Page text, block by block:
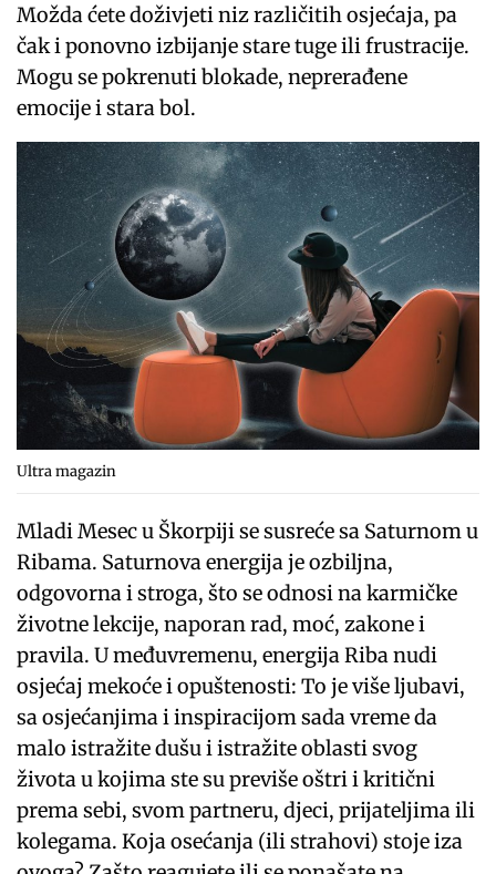
Možda ćete doživjeti niz različitih osjećaja, pa
čak i ponovno izbijanje stare tuge ili frustracije.
Mogu se pokrenuti blokade, neprerađene
emocije i stara bol.
Ultra magazin
Mladi Mesec u Škorpiji se susreće sa Saturnom u
Ribama. Saturnova energija je ozbiljna,
odgovorna i stroga, što se odnosi na karmičke
životne lekcije, naporan rad, moć, zakone i
pravila. U međuvremenu, energija Riba nudi
osjećaj mekoće i opuštenosti: To je više ljubavi,
sa osjećanjima i inspiracijom sada vreme da
malo istražite dušu i istražite oblasti svog
života u kojima ste su previše oštri i kritični
prema sebi, svom partneru, djeci, prijateljima ili
kolegama. Koja osećanja (ili strahovi) stoje iza